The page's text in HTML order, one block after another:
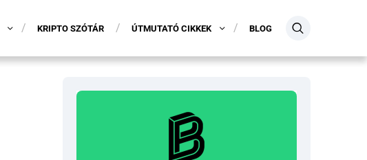
KRIPTO SZÓTÁR ÚTMUTATÓ CIKKEK BLOG